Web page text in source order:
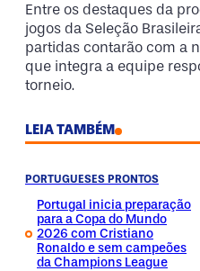
Entre os destaques da
jogos da Seleção
partidas contarão com a
que integra a equipe
torneio.
LEIA TAMBÉM
PORTUGUESES PRONTOS
Portugal inicia preparação
para a Copa do Mundo
2026 com Cristiano
Ronaldo e sem campeões
da Champions League